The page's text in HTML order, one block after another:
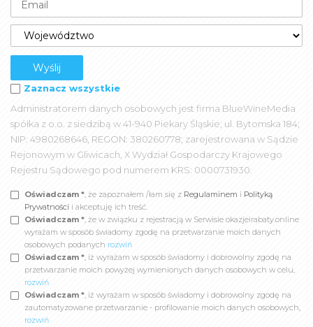
Zaznacz wszystkie
Administratorem danych osobowych jest firma BlueWineMedia
spółka z o.o. z siedzibą w 41-940 Piekary Śląskie; ul. Bytomska 184;
NIP: 4980268646, REGON: 380260778; zarejestrowana w Sądzie
Rejonowym w Gliwicach, X Wydział Gospodarczy Krajowego
Rejestru Sądowego pod numerem KRS: 0000731930.
Oświadczam *, że zapoznałem /łam się z Regulaminem i Polityką
Prywatności i akceptuję ich treść.
Oświadczam *, że w związku z rejestracją w Serwisie okazjeirabaty.online
wyrażam w sposób świadomy zgodę na przetwarzanie moich danych
osobowych podanych rozwiń
Oświadczam *, iż wyrażam w sposób świadomy i dobrowolny zgodę na
przetwarzanie moich powyżej wymienionych danych osobowych w celu,
rozwiń
Oświadczam *, iż wyrażam w sposób świadomy i dobrowolny zgodę na
zautomatyzowane przetwarzanie - profilowanie moich danych osobowych,
rozwiń